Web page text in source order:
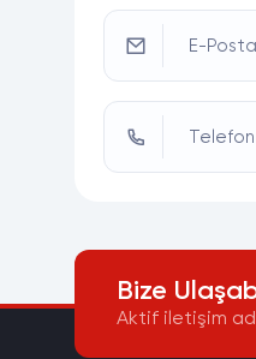
E-
Bize
Aktif iletişim